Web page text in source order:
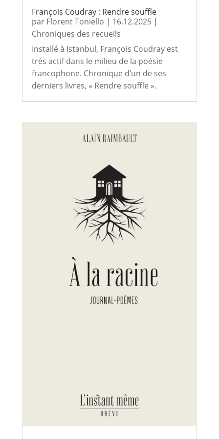
François Coudray : Rendre souffle
par Florent Toniello | 16.12.2025|
Chroniques des recueils
Installé à Istanbul, François Coudray est
très actif dans le milieu de la poésie
francophone. Chronique d’un de ses
derniers livres, « Rendre souffle ».